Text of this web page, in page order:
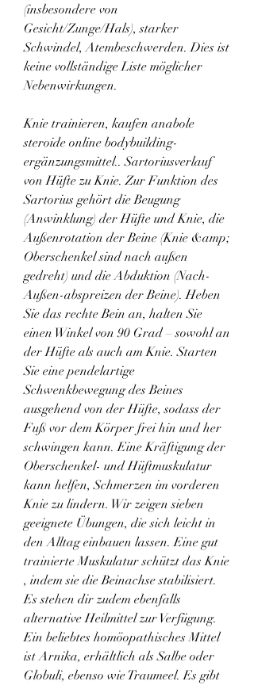
(insbesondere von
Gesicht/Zunge/Hals), starker
Schwindel, Atembeschwerden. Dies ist
keine vollständige Liste möglicher
Nebenwirkungen.
Knie trainieren, kaufen anabole
steroide online bodybuilding-
ergänzungsmittel.. Sartoriusverlauf
von Hüfte zu Knie. Zur Funktion des
Sartorius gehört die Beugung
(Anwinklung) der Hüfte und Knie, die
Außenrotation der Beine (Knie &amp;
Oberschenkel sind nach außen
gedreht) und die Abduktion (Nach-
Außen-abspreizen der Beine). Heben
Sie das rechte Bein an, halten Sie
einen Winkel von 90 Grad – sowohl an
der Hüfte als auch am Knie. Starten
Sie eine pendelartige
Schwenkbewegung des Beines
ausgehend von der Hüfte, sodass der
Fuß vor dem Körper frei hin und her
schwingen kann. Eine Kräftigung der
Oberschenkel- und Hüftmuskulatur
kann helfen, Schmerzen im vorderen
Knie zu lindern. Wir zeigen sieben
geeignete Übungen, die sich leicht in
den Alltag einbauen lassen. Eine gut
trainierte Muskulatur schützt das Knie
, indem sie die Beinachse stabilisiert.
Es stehen dir zudem ebenfalls
alternative Heilmittel zur Verfügung.
Ein beliebtes homöopathisches Mittel
ist Arnika, erhältlich als Salbe oder
Globuli, ebenso wie Traumeel. Es gibt